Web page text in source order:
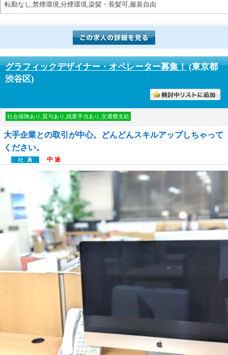
転勤なし,禁煙環境,分煙環境,染髪・長髪可,服装自由
グラフィックデザイナー・オペレーター募集！(東京都
渋谷区)
社会保険あり,賞与あり,残業手当あり,交通費支給
大手企業との取引が中心。どんどんスキルアップしちゃって
ください。
中 途